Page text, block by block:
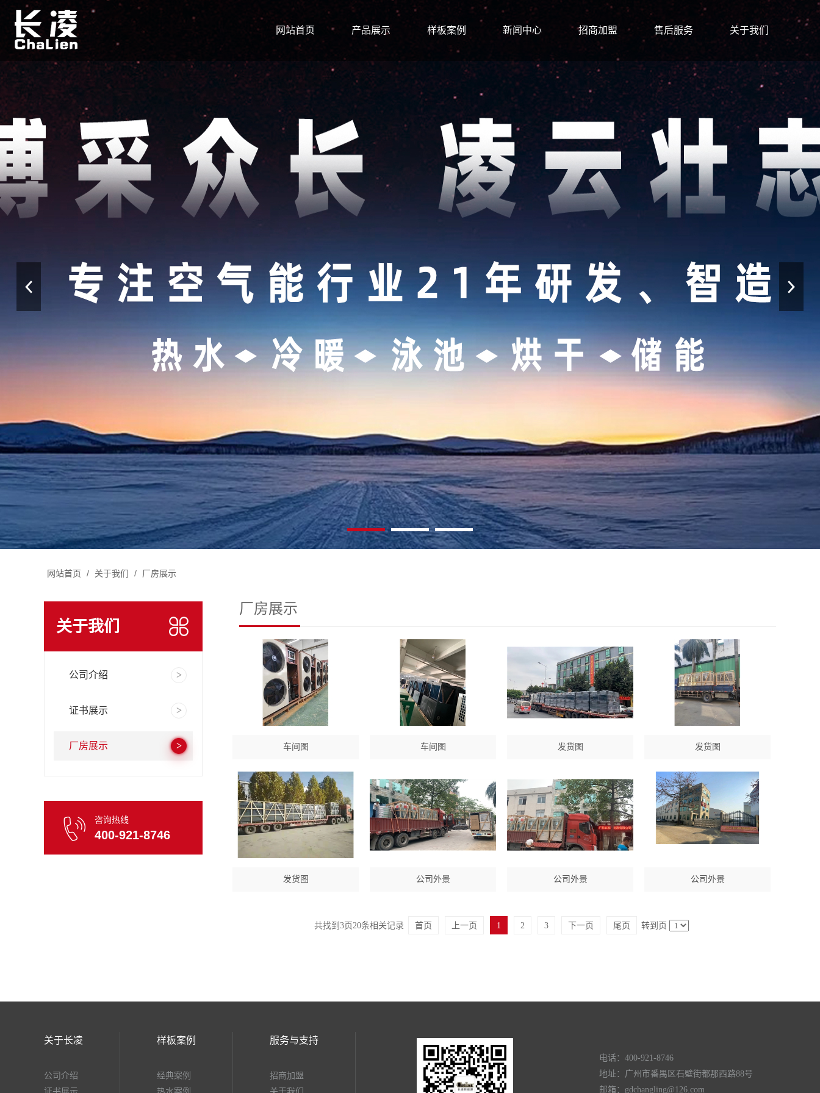
网站首页 产品展示 样板案例 新闻中心 招商加盟 售后服务 关于我们
网站首页 / 关于我们 / 厂房展示
关于我们
公司介绍
证书展示
厂房展示
咨询热线
400-921-8746
厂房展示
车间图 车间图 发货图 发货图
发货图 公司外景 公司外景 公司外景
共找到 3页20条相关记录 首页 上一页 1 2 3 下一页 尾页 转到页
关于长凌
公司介绍
样板案例
经典案例
服务与支持
招商加盟
电话：400-921-8746
地址：广州市番禺区石壁街都那西路88号
邮箱：gdchangling@126.com